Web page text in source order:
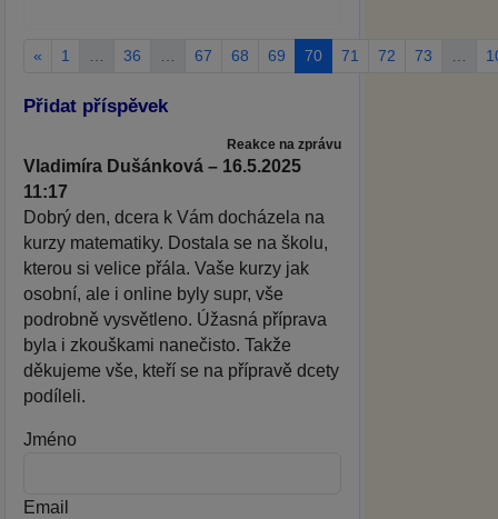
« 1 36 67 68 69 70 71 72 73
Přidat příspěvek
Reakce na zprávu
Vladimíra Dušánková – 16.5.2025
11:17
Dobrý den, dcera k Vám docházela na
kurzy matematiky. Dostala se na školu,
kterou si velice přála. Vaše kurzy jak
osobní, ale i online byly supr, vše
podrobně vysvětleno. Úžasná příprava
byla i zkouškami nanečisto. Takže
děkujeme vše, kteří se na přípravě dcety
podíleli.
Jméno
Email